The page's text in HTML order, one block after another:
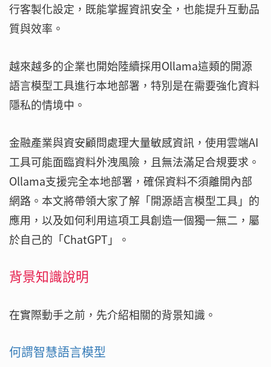
行客製化設定，既能掌握資訊安全，也能提升互動品
質與效率。
越來越多的企業也開始陸續採用Ollama這類的開源
語言模型工具進行本地部署，特別是在需要強化資料
隱私的情境中。
金融產業與資安顧問處理大量敏感資訊，使用雲端AI
工具可能面臨資料外洩風險，且無法滿足合規要求。
Ollama支援完全本地部署，確保資料不須離開內部
網路。本文將帶領大家了解「開源語言模型工具」的
應用，以及如何利用這項工具創造一個獨一無二，屬
於自己的「ChatGPT」。
背景知識說明
在實際動手之前，先介紹相關的背景知識。
何謂智慧語言模型